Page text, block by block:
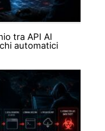
tra API AI
automatici